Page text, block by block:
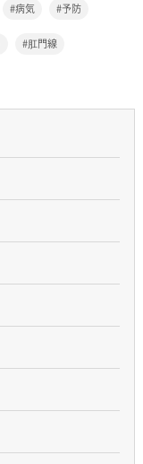
病気 予防
肛門線